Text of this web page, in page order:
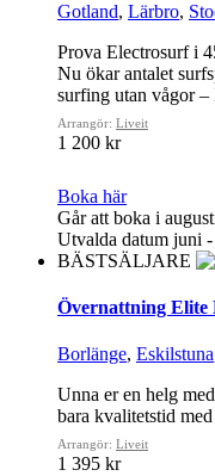
Gotland, Lärbro,
Prova Electrosurf i
Nu ökar antalet
surfing utan vågor
Arrangör: Liveit
1 200 kr
Boka här
Går att boka i
Utvalda datum juni -
BÄSTSÄLJARE
Övernattning Elite
Borlänge, Eskilstuna
Unna er en helg
bara kvalitetstid
Arrangör: Liveit
1 395 kr